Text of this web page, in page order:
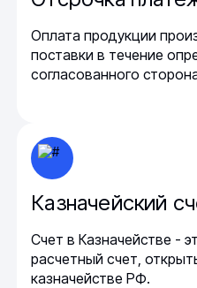
Оплата продукции
поставки в течение
согласованного
Казначейский
Счет в Казначействе -
расчетный счет,
казначействе РФ.